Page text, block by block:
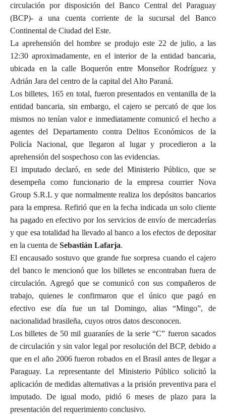
circulación por disposición del Banco Central del Paraguay
(BCP)- a una cuenta corriente de la sucursal del Banco
Continental de Ciudad del Este.
La aprehensión del hombre se produjo este 22 de julio, a las
12:30 aproximadamente, en el interior de la entidad bancaria,
ubicada en la calle Boquerón entre Monseñor Rodríguez y
Adrián Jara del centro de la capital del Alto Paraná.
Los billetes, 165 en total, fueron presentados en ventanilla de la
entidad bancaria, sin embargo, el cajero se percató de que los
mismos no tenían valor e inmediatamente comunicó el hecho a
agentes del Departamento contra Delitos Económicos de la
Policía Nacional, que llegaron al lugar y procedieron a la
aprehensión del sospechoso con las evidencias.
El imputado declaró, en sede del Ministerio Público, que se
desempeña como funcionario de la empresa courrier Nova
Group S.R.L y que normalmente realiza los depósitos bancarios
para la empresa. Refirió que en la fecha indicada un solo cliente
ha pagado en efectivo por los servicios de envío de mercaderías
y que esa totalidad ha llevado al banco a los efectos de depositar
en la cuenta de Sebastián Lafarja.
El encausado sostuvo que grande fue sorpresa cuando el cajero
del banco le mencionó que los billetes se encontraban fuera de
circulación. Agregó que se comunicó con sus compañeros de
trabajo, quienes le confirmaron que el único que pagó en
efectivo ese día fue un tal Domingo, alias “Mingo”, de
nacionalidad brasileña, cuyos otros datos desconocen.
Los billetes de 50 mil guaraníes de la serie “C” fueron sacados
de circulación y sin valor legal por resolución del BCP, debido a
que en el año 2006 fueron robados en el Brasil antes de llegar a
Paraguay. La representante del Ministerio Público solicitó la
aplicación de medidas alternativas a la prisión preventiva para el
imputado. De igual modo, pidió 6 meses de plazo para la
presentación del requerimiento conclusivo.